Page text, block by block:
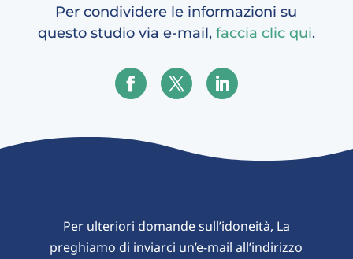
Per condividere le informazioni su
questo studio via e-mail, faccia clic qui.
Per ulteriori domande sull’idoneità, La
preghiamo di inviarci un’e-mail all’indirizzo